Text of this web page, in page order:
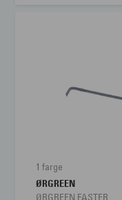
1 farge
ØRGREEN
ØRGREEN FASTER